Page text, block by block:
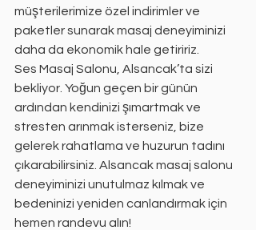
müşterilerimize özel indirimler ve
paketler sunarak masaj deneyiminizi
daha da ekonomik hale getiririz.
Ses Masaj Salonu, Alsancak’ta sizi
bekliyor. Yoğun geçen bir günün
ardından kendinizi şımartmak ve
stresten arınmak isterseniz, bize
gelerek rahatlama ve huzurun tadını
çıkarabilirsiniz. Alsancak masaj salonu
deneyiminizi unutulmaz kılmak ve
bedeninizi yeniden canlandırmak için
hemen randevu alın!